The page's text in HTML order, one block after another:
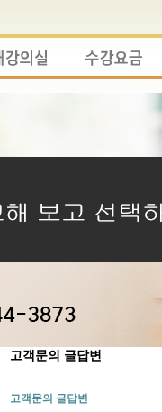
고객문의 글답변
고객문의 글답변